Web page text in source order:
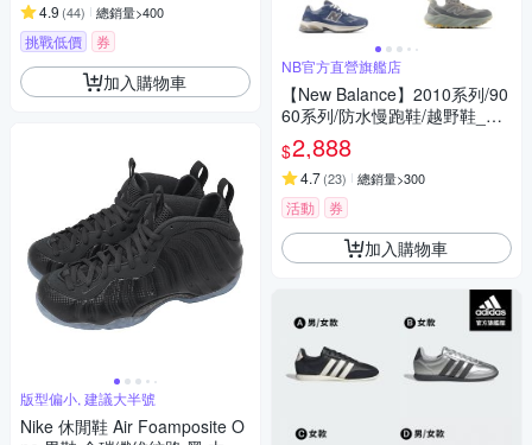
4.9 (44) 總銷量>400
挑戰低價 券
加入購物車
版型偏小, 建議大半號
Nike 休閒鞋 Air Foamposite O
NB官方直營旗艦店
【New Balance】2010系列/90
60系列/防水慢跑鞋/越野鞋_男
女_8款任選
$2,888
4.7(23) 總銷量>300
活動 券
加入購物車